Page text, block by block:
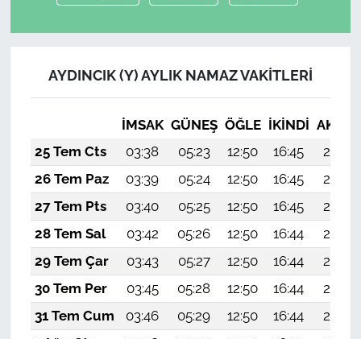
AYDINCIK (Y) AYLIK NAMAZ VAKITLERI
İMSAK GÜNEŞ ÖĞLE İKINDI
25 Tem Cts
03:38 05:23 12:50 16:45
20:08
26 Tem Paz
03:39 05:24 12:50 16:45
20:07
27 Tem Pts
03:40 05:25 12:50 16:45
20:06
28 Tem Sal
03:42 05:26 12:50 16:44
20:05
29 Tem Çar
03:43 05:27 12:50 16:44
20:04
30 Tem Per
03:45 05:28 12:50 16:44
20:03
31 Tem Cum
03:46 05:29 12:50 16:44
20:02